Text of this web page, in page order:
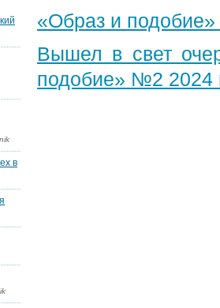
«Образ и
Вышел в свет
подобие» №2 2024
в